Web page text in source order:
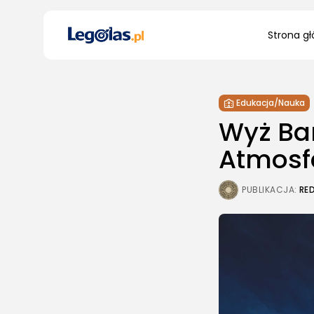
Strona
Search
for:
Edukacja/Nauka
Wyż
PUBLIKACJA: